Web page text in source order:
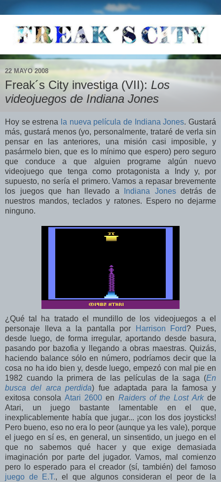
22 MAYO 2008
Freak´s City investiga (VII): Los
videojuegos de Indiana Jones
Hoy se estrena la nueva película de Indiana Jones. Gustará
más, gustará menos (yo, personalmente, trataré de verla sin
pensar en las anteriores, una misión casi imposible, y
pasármelo bien, que es lo mínimo que espero) pero seguro
que conduce a que alguien programe algún nuevo
videojuego que tenga como protagonista a Indy y, por
supuesto, no sería el primero. Vamos a repasar brevemente
los juegos que han llevado a
Indiana Jonesdetrás de
nuestros mandos, teclados y ratones. Espero no dejarme
ninguno.
¿Qué tal ha tratado el mundillo de los videojuegos a el
personaje lleva a la pantalla por
Harrison Ford? Pues,
desde luego, de forma irregular, aportando desde basura,
pasando por bazofia y llegando a obras maestras. Quizás,
haciendo balance sólo en número, podríamos decir que la
cosa no ha ido bien y, desde luego, empezó con mal pie en
1982 cuando la primera de las películas de la saga (En
busca del arca perdida) fue adaptada para la famosa y
exitosa consola Atari 2600en Raiders of the Lost Arkde
Atari, un juego bastante lamentable en el que,
inexplicablemente había que jugar... ¡con los dos joysticks!
Pero bueno, eso no era lo peor (aunque ya les vale), porque
el juego en sí es, en general, un sinsentido, un juego en el
que no sabemos qué hacer y que exige demasiada
imaginación por parte del jugador. Vamos, mal comienzo
pero lo esperado para el creador (sí, también) del famoso
juego de E.T., el que algunos consideran el peor de la